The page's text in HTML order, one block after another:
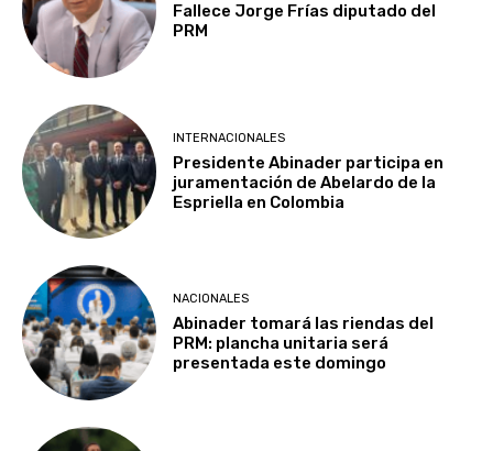
Fallece Jorge Frías diputado del
PRM
INTERNACIONALES
Presidente Abinader participa en
juramentación de Abelardo de la
Espriella en Colombia
NACIONALES
Abinader tomará las riendas del
PRM: plancha unitaria será
presentada este domingo